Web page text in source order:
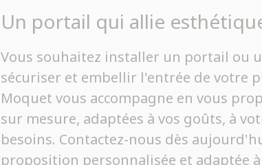
Un portail qui allie
Vous souhaitez installer un portail ou
sécuriser et embellir l'entrée de votre
Moquet vous accompagne en vous
sur mesure, adaptées à vos goûts, à
besoins. Contactez-nous dès
proposition personnalisée et adaptée